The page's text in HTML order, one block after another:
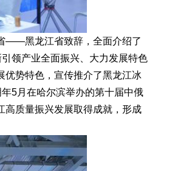
——黑龙江省致辞，全面介绍了
领产业全面振兴、大力发展特色
优势特色，宣传推介了黑龙江冰
5月在哈尔滨举办的第十届中俄
高质量振兴发展取得成就，形成